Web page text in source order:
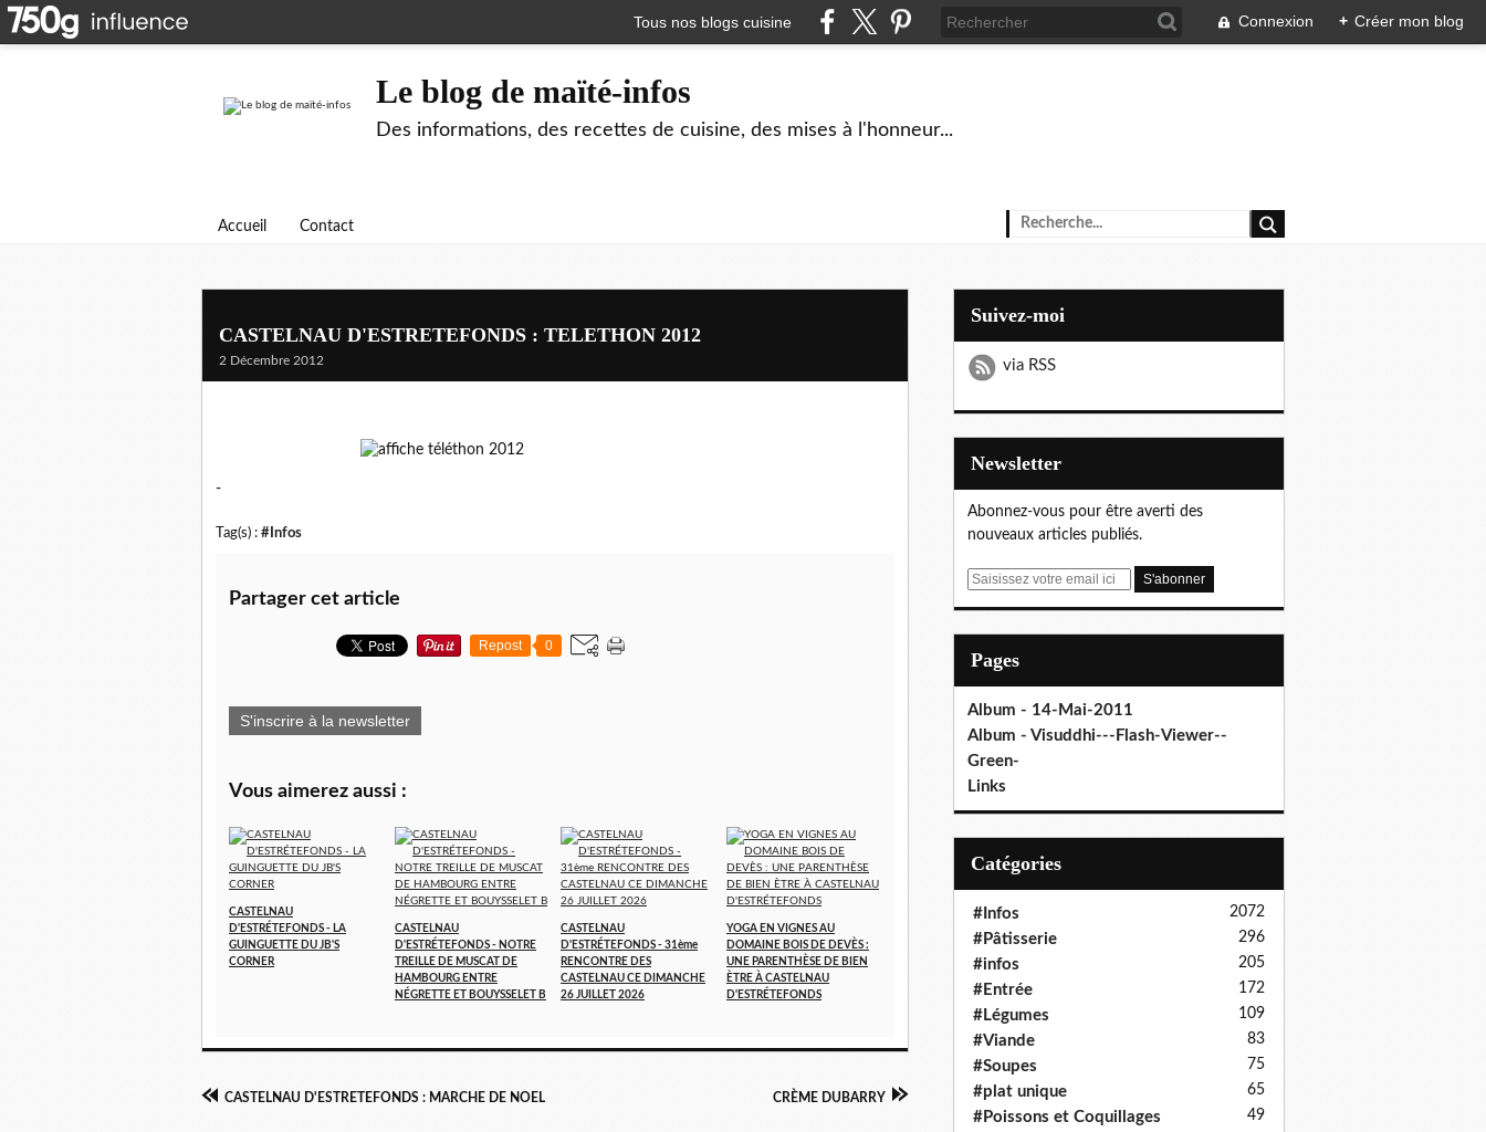
Tous nos blogs cuisine Connexion + Créer mon blog
Le blog de maïté-infos
Des informations, des recettes de cuisine, des mises à l'honneur...
Accueil Contact
CASTELNAU D'ESTRETEFONDS : TELETHON 2012
2 Décembre 2012
-
Tag(s) : #Infos
Partager cet article
Repost 0
S'inscrire à la newsletter
Vous aimerez aussi :
CASTELNAU
D'ESTRÉTEFONDS - LA
GUINGUETTE DU JB'S
CORNER
CASTELNAU
D'ESTRÉTEFONDS - NOTRE
TREILLE DE MUSCAT DE
HAMBOURG ENTRE
NÉGRETTE ET BOUYSSELET B
CASTELNAU
D'ESTRÉTEFONDS - 31ème
RENCONTRE DES
CASTELNAU CE DIMANCHE
26 JUILLET 2026
YOGA EN VIGNES AU
DOMAINE BOIS DE DEVÈS :
UNE PARENTHÈSE DE BIEN
ÈTRE À CASTELNAU
D'ESTRÉTEFONDS
CASTELNAU D'ESTRETEFONDS : MARCHE DE NOEL CRÈME DUBARRY
Suivez-moi
via RSS
Newsletter
Abonnez-vous pour être averti des
nouveaux articles publiés.
E
Pages
Album - 14-Mai-2011
Album - Visuddhi---Flash-Viewer--
Green-
Links
Catégories
#Infos 2072
#Pâtisserie 296
#infos 205
#Entrée 172
#Légumes 109
#Viande 83
#Soupes 75
#plat unique 65
#Poissons et Coquillages 49